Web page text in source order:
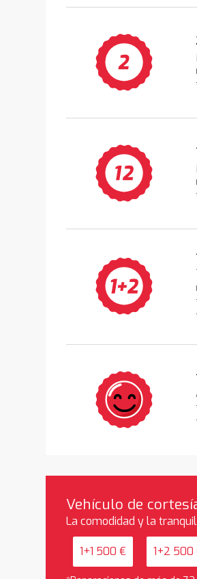
Vehículo de
La comodidad y la
1+1 500 € 1+2 500